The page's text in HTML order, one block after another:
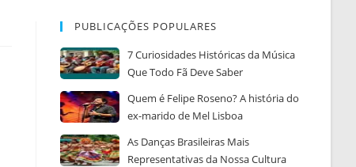
PUBLICAÇÕES POPULARES
7 Curiosidades Históricas da Música
Que Todo Fã Deve Saber
Quem é Felipe Roseno? A história do
ex-marido de Mel Lisboa
As Danças Brasileiras Mais
Representativas da Nossa Cultura